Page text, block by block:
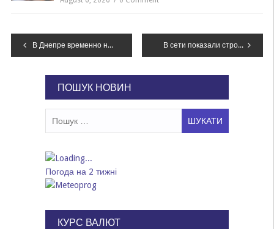
Навігація
В Днепре временно не будут курсировать сразу несколько троллейбусных маршрутов В сети показали строительство автобана Киев-Днепр, – ВИДЕО
ПОШУК НОВИН
Погода на 2 тижні
КУРС ВАЛЮТ